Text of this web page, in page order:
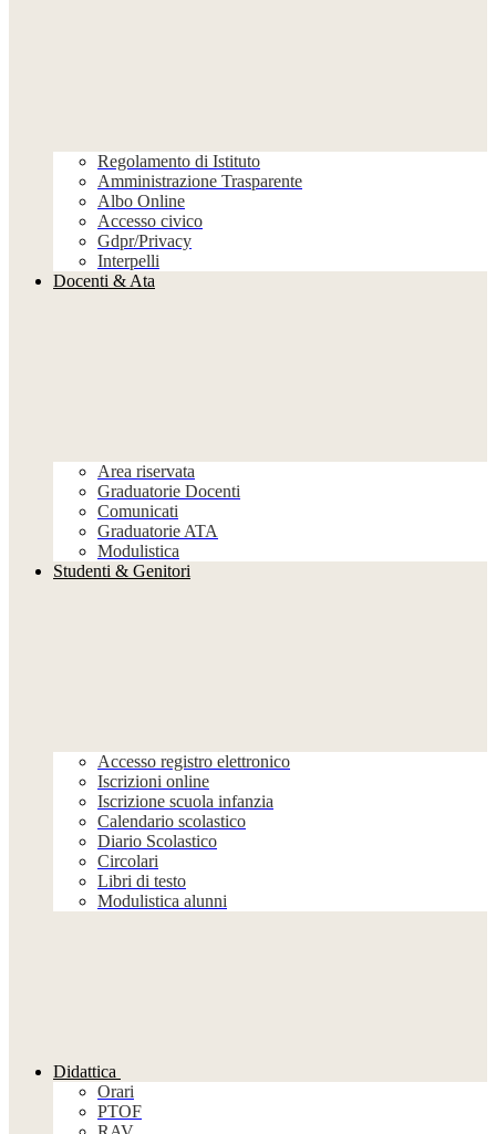
Regolamento di Istituto
Amministrazione Trasparente
Albo Online
Accesso civico
Gdpr/Privacy
Interpelli
Docenti & Ata
Area riservata
Graduatorie Docenti
Comunicati
Graduatorie ATA
Modulistica
Studenti & Genitori
Accesso registro elettronico
Iscrizioni online
Iscrizione scuola infanzia
Calendario scolastico
Diario Scolastico
Circolari
Libri di testo
Modulistica alunni
Didattica
Orari
PTOF